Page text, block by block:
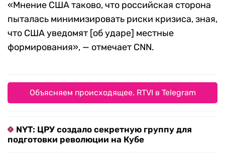
«Мнение США таково, что российская сторона
пыталась минимизировать риски кризиса, зная,
что США уведомят [об ударе] местные
формирования», — отмечает CNN.
Объясняем происходящее. RTVI в Telegram
NYT: ЦРУ создало секретную группу для
подготовки революции на Кубе